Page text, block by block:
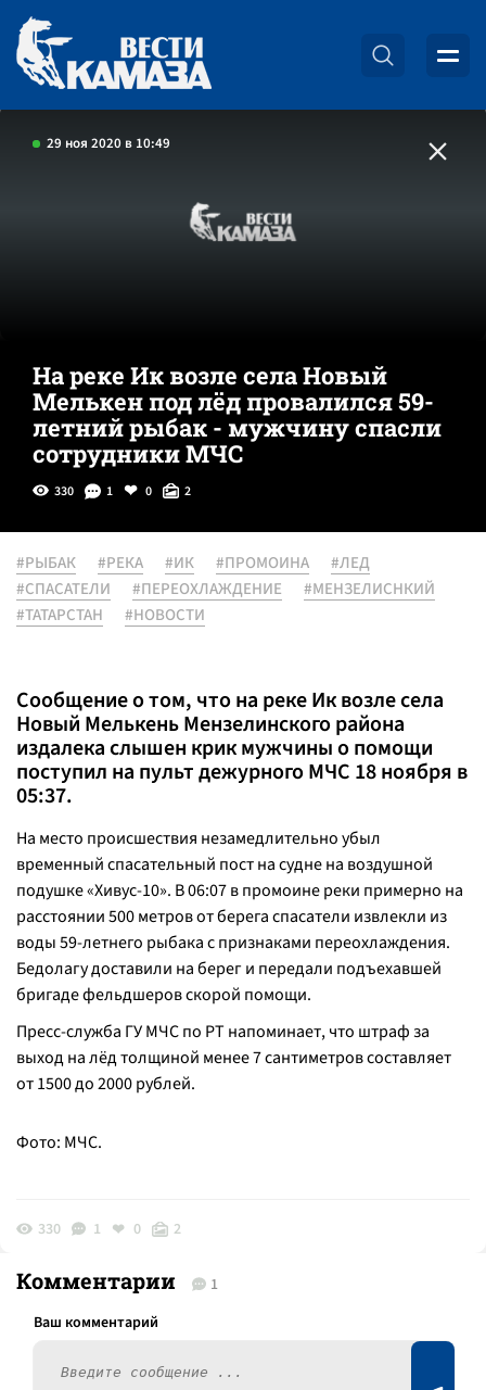
29 ноя 2020 в 10:49
На реке Ик возле села Новый
Мелькен под лёд провалился 59-
летний рыбак - мужчину спасли
сотрудники МЧС
330 1 0 2
#РЫБАК #РЕКА #ИК #ПРОМОИНА
#ЛЕД
#СПАСАТЕЛИ
#ПЕРЕОХЛАЖДЕНИЕ
#МЕНЗЕЛИСНКИЙ
#ТАТАРСТАН
#НОВОСТИ
Сообщение о том, что на реке Ик возле села
Новый Мелькень Мензелинского района
издалека слышен крик мужчины о помощи
поступил на пульт дежурного МЧС 18 ноября в
05:37.
На место происшествия незамедлительно убыл
временный спасательный пост на судне на воздушной
подушке «Хивус-10». В 06:07 в промоине реки примерно на
расстоянии 500 метров от берега спасатели извлекли из
воды 59-летнего рыбака с признаками переохлаждения.
Бедолагу доставили на берег и передали подъехавшей
бригаде фельдшеров скорой помощи.
Пресс-служба ГУ МЧС по РТ напоминает, что штраф за
выход на лёд толщиной менее 7 сантиметров составляет
от 1500 до 2000 рублей.
Фото: МЧС.
330 1 0 2
Комментарии 1